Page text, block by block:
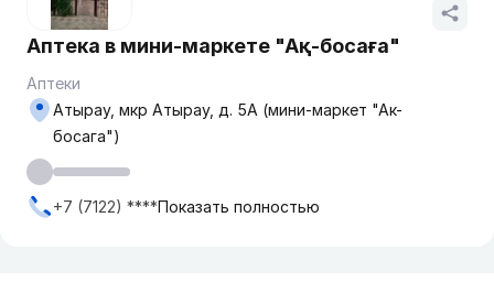
Аптека в мини-маркете "Ақ-босаға"
Аптеки
Атырау, мкр Атырау, д. 5А (мини-маркет "Ак-
босага")
+7 (7122) ****Показать полностью